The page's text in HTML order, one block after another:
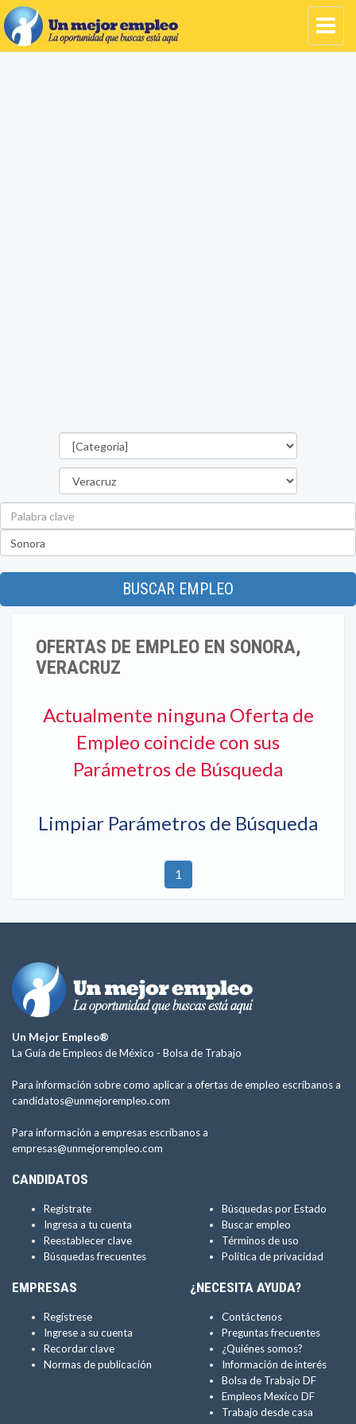
BUSCAR EMPLEO
OFERTAS DE EMPLEO EN SONORA,
VERACRUZ
Actualmente ninguna Oferta de
Empleo coincide con sus
Parámetros de Búsqueda
Limpiar Parámetros de Búsqueda
1
Un Mejor Empleo®
La Guía de Empleos de México - Bolsa de Trabajo
Para información sobre como aplicar a ofertas de empleo escríbanos a
candidatos@unmejorempleo.com
Para información a empresas escríbanos a
empresas@unmejorempleo.com
CANDIDATOS
Regístrate
Ingresa a tu cuenta
Reestablecer clave
Búsquedas frecuentes
Búsquedas por Estado
Buscar empleo
Términos de uso
Política de privacidad
EMPRESAS
Regístrese
Ingrese a su cuenta
Recordar clave
Normas de publicación
¿NECESITA AYUDA?
Contáctenos
Preguntas frecuentes
¿Quiénes somos?
Información de interés
Bolsa de Trabajo DF
Empleos Mexico DF
Trabajo desde casa